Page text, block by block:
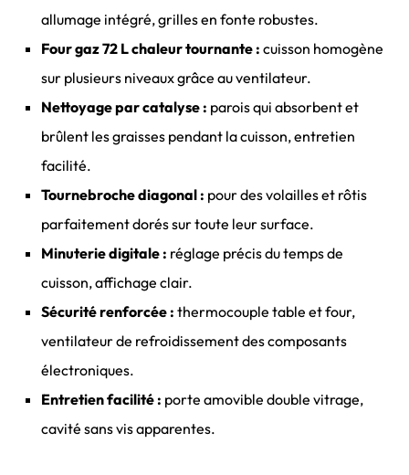
allumage intégré, grilles en fonte robustes.
Four gaz 72 L chaleur tournante : cuisson homogène
sur plusieurs niveaux grâce au ventilateur.
Nettoyage par catalyse : parois qui absorbent et
brûlent les graisses pendant la cuisson, entretien
facilité.
Tournebroche diagonal : pour des volailles et rôtis
parfaitement dorés sur toute leur surface.
Minuterie digitale : réglage précis du temps de
cuisson, affichage clair.
Sécurité renforcée : thermocouple table et four,
ventilateur de refroidissement des composants
électroniques.
Entretien facilité : porte amovible double vitrage,
cavité sans vis apparentes.